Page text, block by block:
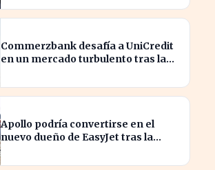
Commerzbank desafía a UniCredit
en un mercado turbulento tras la
Apollo podría convertirse en el
nuevo dueño de EasyJet tras la